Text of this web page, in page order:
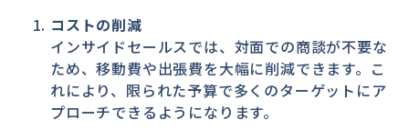
コストの削減
インサイドセールスでは、対面での商談が不要な
ため、移動費や出張費を大幅に削減できます。こ
れにより、限られた予算で多くのターゲットにア
プローチできるようになります。